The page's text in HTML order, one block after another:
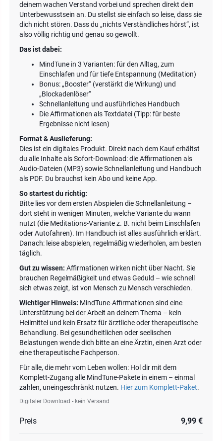
deinem wachen Verstand vorbei und sprechen direkt dein
Unterbewusstsein an. Du stellst sie einfach so leise, dass sie
dich nicht stören. Dass du „nichts Verständliches hörst“, ist
also völlig richtig und genau so gewollt.
Das ist dabei:
MindTune in 3 Varianten: für den Alltag, zum
Einschlafen und für tiefe Entspannung (Meditation)
Bonus: „Booster“ (verstärkt die Wirkung) und
„Blockadenlöser“
Schnellanleitung und ausführliches Handbuch
Die Affirmationen als Textdatei (Tipp: für beste
Ergebnisse nicht lesen)
Format & Auslieferung:
Dies ist ein digitales Produkt. Direkt nach dem Kauf erhältst
du alle Inhalte als Sofort-Download: die Affirmationen als
Audio-Dateien (MP3) sowie Schnellanleitung und Handbuch
als PDF. Du brauchst kein Abo und keine App.
So startest du richtig:
Bitte lies vor dem ersten Abspielen die Schnellanleitung –
dort steht in wenigen Minuten, welche Variante du wann
nutzt (die Meditations-Variante z. B. nicht beim Einschlafen
oder Autofahren). Im Handbuch ist alles ausführlich erklärt.
Danach: leise abspielen, regelmäßig wiederholen, am besten
täglich.
Gut zu wissen: Affirmationen wirken nicht über Nacht. Sie
brauchen Regelmäßigkeit und etwas Geduld – wie schnell
sich etwas zeigt, ist von Mensch zu Mensch verschieden.
Wichtiger Hinweis: MindTune-Affirmationen sind eine
Unterstützung bei der Arbeit an deinem Thema – kein
Heilmittel und kein Ersatz für ärztliche oder therapeutische
Behandlung. Bei gesundheitlichen oder seelischen
Belastungen wende dich bitte an eine Ärztin, einen Arzt oder
eine therapeutische Fachperson.
Für alle, die mehr vom Leben wollen: Hol dir mit dem
Komplett-Zugang alle MindTune-Pakete in einem – einmal
zahlen, uneingeschränkt nutzen. Hier zum Komplett-Paket.
Digitaler Download - kein Versand
Preis 9,99 €